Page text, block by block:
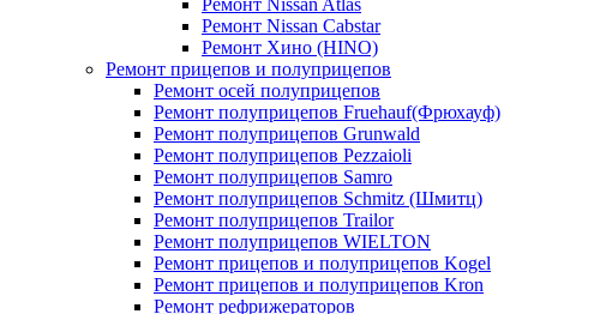
Ремонт Nissan Atlas
Ремонт Nissan Cabstar
Ремонт Хино (HINO)
Ремонт прицепов и полуприцепов
Ремонт осей полуприцепов
Ремонт полуприцепов Fruehauf(Фрюхауф)
Ремонт полуприцепов Grunwald
Ремонт полуприцепов Pezzaioli
Ремонт полуприцепов Samro
Ремонт полуприцепов Schmitz (Шмитц)
Ремонт полуприцепов Trailor
Ремонт полуприцепов WIELTON
Ремонт прицепов и полуприцепов Kogel
Ремонт прицепов и полуприцепов Kron
Ремонт рефрижераторов